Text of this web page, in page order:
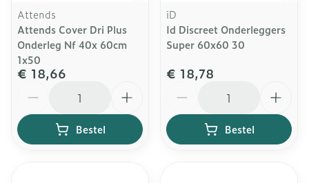
Attends
Attends Cover Dri Plus
Onderleg Nf 40x 60cm
1x50
€ 18,66
Bestel
iD
Id Discreet Onderleggers
Super 60x60 30
€ 18,78
Bestel